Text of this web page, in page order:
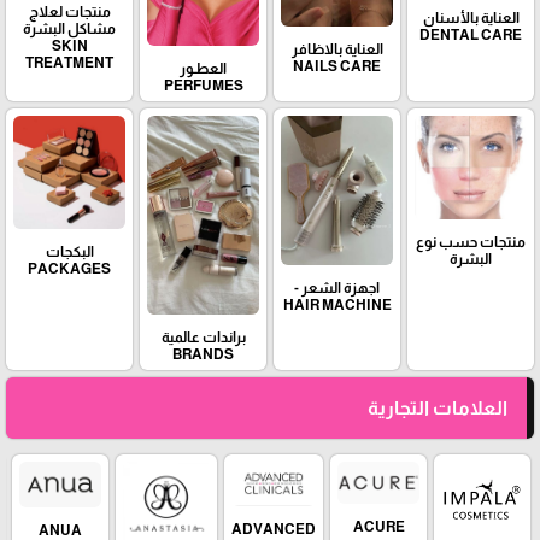
العناية بالأسنان
DENTAL CARE
العناية بالاظافر
NAILS CARE
العطـور
PERFUMES
منتجات لعلاج
مشاكل البشرة
SKIN
TREATMENT
منتجات حسب نوع
البشرة
اجهزة الشعر -
HAIR MACHINE
براندات عالمية
BRANDS
البكجات
PACKAGES
العلامات التجارية
ACURE
ADVANCED
ANUA